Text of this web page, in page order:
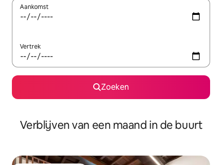
Aankomst
Vertrek
Zoeken
Verblijven van een maand in de buurt